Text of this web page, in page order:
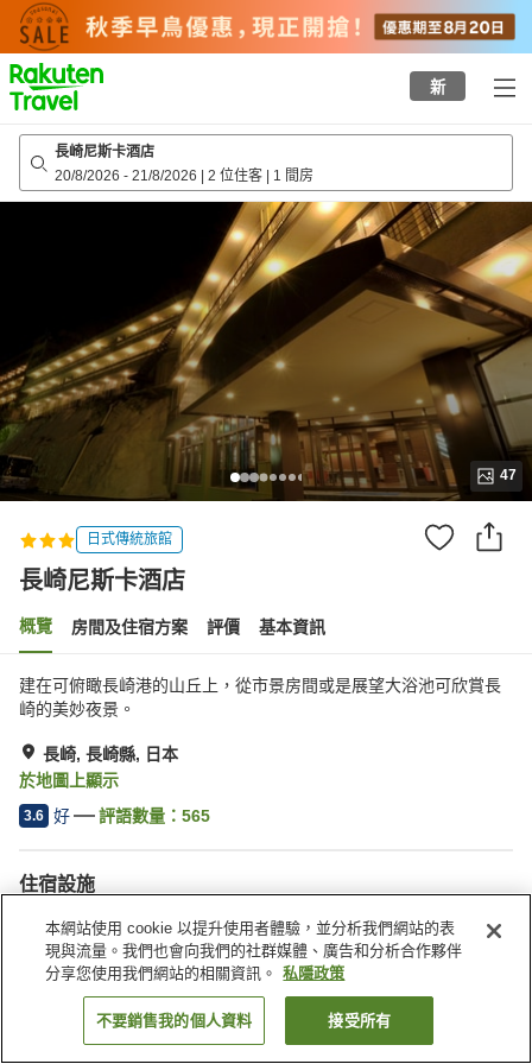
to
top
page
新
長崎尼斯卡酒店
20/8/2026 - 21/8/2026 | 2 位住客 | 1 間房
47
日式傳統旅館
長崎尼斯卡酒店
概覽 房間及住宿方案 評價 基本資訊
建在可俯瞰長崎港的山丘上，從市景房間或是展望大浴池可欣賞長
崎的美妙夜景。
長崎, 長崎縣, 日本
於地圖上顯示
3.6 好 評語數量： 565
住宿設施
停車場
水療/美容院
餐廳
自動販賣機
找客房
本網站使用 cookie 以提升使用者體驗，並分析我們網站的表
現與流量。我們也會向我們的社群媒體、廣告和分析合作夥伴
分享您使用我們網站的相關資訊。
私隱政策
不要銷售我的個人資料 接受所有